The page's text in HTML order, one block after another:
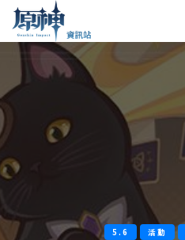
5.6 活動